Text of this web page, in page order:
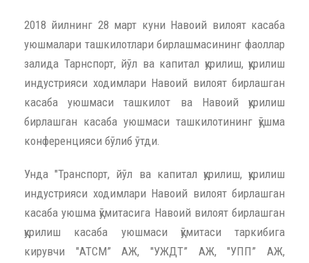
2018 йилнинг 28 март куни Навоий вилоят касаба
уюшмалари ташкилотлари бирлашмасининг фаоллар
залида Тарнспорт, йўл ва капитал қурилиш, қурилиш
индустрияси ходимлари Навоий вилоят бирлашган
касаба уюшмаси ташкилот ва Навоий қурилиш
бирлашган касаба уюшмаси ташкилотининг қўшма
конференцияси бўлиб ўтди.
Унда "Транспорт, йўл ва капитал қурилиш, қурилиш
индустрияси ходимлари Навоий вилоят бирлашган
касаба уюшма қўмитасига Навоий вилоят бирлашган
қурилиш касаба уюшмаси қўмитаси таркибига
кирувчи "АТСМ” АЖ, "УЖДТ” АЖ, "УПП” АЖ,